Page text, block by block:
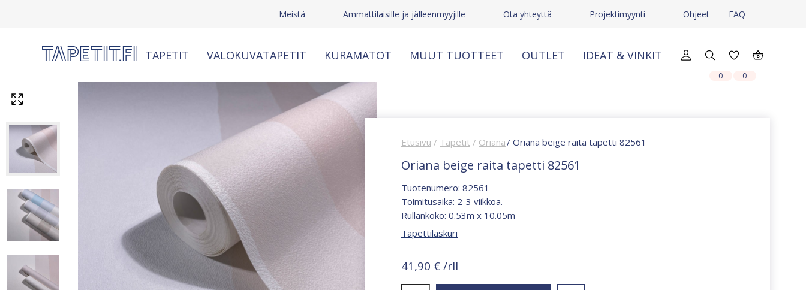
Meistä Ammattilaisille ja jälleenmyyjille Ota yhteyttä Projektimyynti Ohjeet FAQ
TAPETIT VALOKUVATAPETIT KURAMATOT MUUT TUOTTEET OUTLET IDEAT & VINKIT
0 0
Etusivu / Tapetit / Oriana/ Oriana beige raita tapetti 82561
Oriana beige raita tapetti 82561
Tuotenumero: 82561
Toimitusaika: 2-3 viikkoa.
Rullankoko: 0.53m x 10.05m
Tapettilaskuri
41,90 € /rll